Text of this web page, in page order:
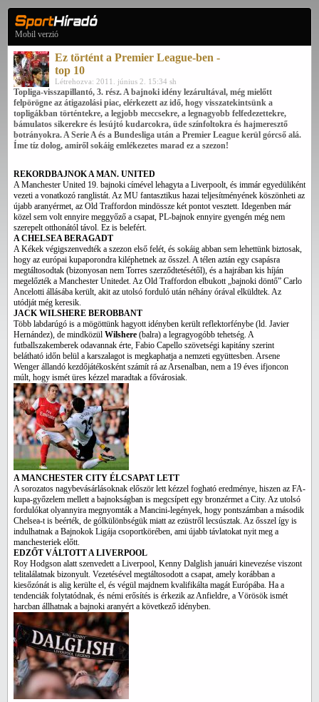
Mobil verzió
Ez történt a Premier League-ben -
top 10
Létrehozva: 2011. június 2. 15:34 sh
Topliga-visszapillantó, 3. rész. A bajnoki idény lezárultával, még mielőtt
felpörögne az átigazolási piac, elérkezett az idő, hogy visszatekintsünk a
topligákban történtekre, a legjobb meccsekre, a legnagyobb felfedezettekre,
bámulatos sikerekre és lesújtó kudarcokra, üde színfoltokra és hajmeresztő
botrányokra. A Serie A és a Bundesliga után a Premier League kerül górcső alá.
Íme tíz dolog, amiről sokáig emlékezetes marad ez a szezon!
REKORDBAJNOK A MAN. UNITED
A Manchester United 19. bajnoki címével lehagyta a Liverpoolt, és immár egyedüliként
vezeti a vonatkozó ranglistát. Az MU fantasztikus hazai teljesítményének köszönheti az
újabb aranyérmet, az Old Traffordon mindössze két pontot vesztett. Idegenben már
közel sem volt ennyire meggyőző a csapat, PL-bajnok ennyire gyengén még nem
szerepelt otthonától távol. Ez is belefért.
A CHELSEA BERAGADT
A Kékek végigszenvedték a szezon első felét, és sokáig abban sem lehettünk biztosak,
hogy az európai kupaporondra kiléphetnek az ősszel. A télen aztán egy csapásra
megtáltosodtak (bizonyosan nem Torres szerződtetésétől), és a hajrában kis híján
megelőzték a Manchester Unitedet. Az Old Traffordon elbukott „bajnoki döntő” Carlo
Ancelotti állásába került, akit az utolsó forduló után néhány órával elküldtek. Az
utódját még keresik.
JACK WILSHERE BEROBBANT
Több labdarúgó is a mögöttünk hagyott idényben került reflektorfénybe (ld. Javier
Hernández), de mindközül Wilshere (balra) a legragyogóbb tehetség. A
futballszakemberek odavannak érte, Fabio Capello szövetségi kapitány szerint
belátható időn belül a karszalagot is megkaphatja a nemzeti együttesben. Arsene
Wenger állandó kezdőjátékosként számít rá az Arsenalban, nem a 19 éves ifjoncon
múlt, hogy ismét üres kézzel maradtak a fővárosiak.
A MANCHESTER CITY ÉLCSAPAT LETT
A sorozatos nagybevásárlásoknak először lett kézzel fogható eredménye, hiszen az FA-
kupa-győzelem mellett a bajnokságban is megcsípett egy bronzérmet a City. Az utolsó
fordulókat olyannyira megnyomták a Mancini-legények, hogy pontszámban a második
Chelsea-t is beérték, de gólkülönbségük miatt az ezüstről lecsúsztak. Az ősszel így is
indulhatnak a Bajnokok Ligája csoportkörében, ami újabb távlatokat nyit meg a
manchesteriek előtt.
EDZŐT VÁLTOTT A LIVERPOOL
Roy Hodgson alatt szenvedett a Liverpool, Kenny Dalglish januári kinevezése viszont
telitalálatnak bizonyult. Vezetésével megtáltosodott a csapat, amely korábban a
kiesőzónát is alig kerülte el, és végül majdnem kvalifikálta magát Európába. Ha a
tendenciák folytatódnak, és némi erősítés is érkezik az Anfieldre, a Vörösök ismét
harcban állhatnak a bajnoki aranyért a következő idényben.